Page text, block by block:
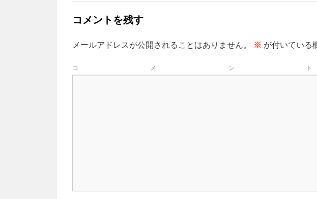
コメントを残す
メールアドレスが公開されることはありません。 ※ が付いている
コメ